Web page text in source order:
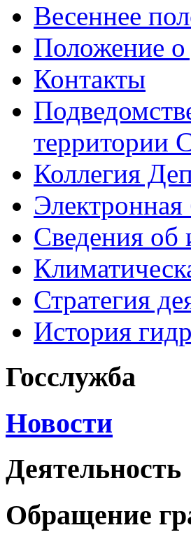
Весеннее
Положение
Контакты
территории
Коллегия
Электронная
Сведения об
Стратегия
История
Госслужба
Новости
Деятельность
Обращение